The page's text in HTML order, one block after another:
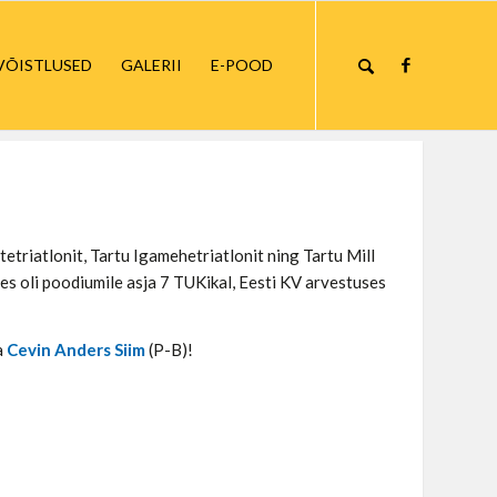
GALERII E-POOD
Tartu Igamehetriatlonit ning Tartu Mill
oli poodiumile asja 7 TUKikal, Eesti KV arvestuses
Cevin Anders Siim(P-B)!